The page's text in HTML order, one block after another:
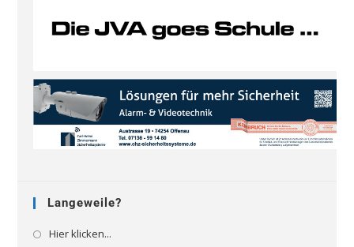
Langeweile?
Hier klicken...